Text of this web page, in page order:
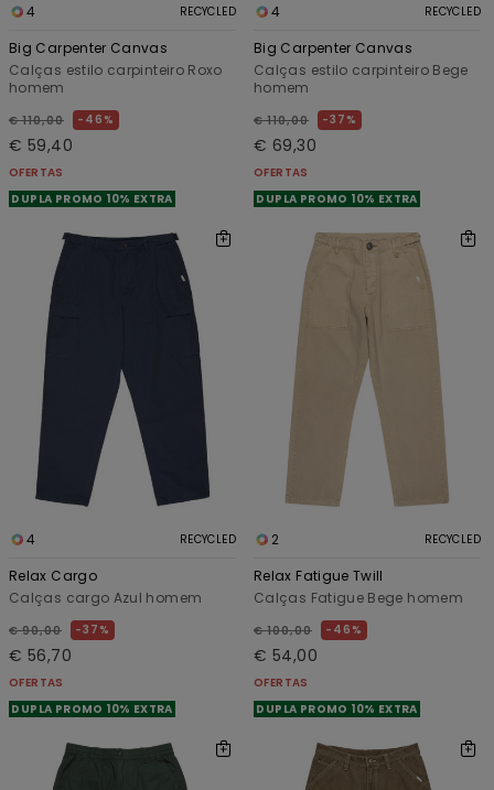
4 RECYCLED
Big Carpenter Canvas
Calças estilo carpinteiro Roxo
homem
€ 110,00 46%
€ 59,40
OFERTAS
DUPLA PROMO 10% EXTRA
4 RECYCLED
Big Carpenter Canvas
Calças estilo carpinteiro Bege
homem
€ 110,00 37%
€ 69,30
OFERTAS
DUPLA PROMO 10% EXTRA
4 RECYCLED
Relax Cargo
Calças cargo Azul homem
€ 90,00 37%
€ 56,70
OFERTAS
DUPLA PROMO 10% EXTRA
2 RECYCLED
Relax Fatigue Twill
Calças Fatigue Bege homem
€ 100,00 46%
€ 54,00
OFERTAS
DUPLA PROMO 10% EXTRA